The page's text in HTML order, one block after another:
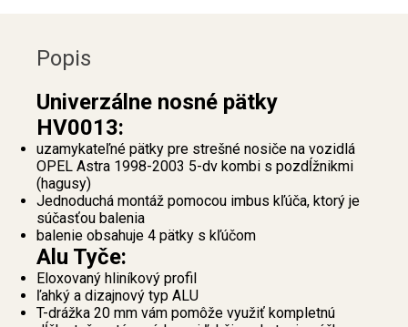
Popis
Univerzálne nosné pätky
HV0013:
uzamykateľné pätky pre strešné nosiče na vozidlá
OPEL Astra 1998-2003 5-dv kombi s pozdĺžnikmi
(hagusy)
Jednoduchá montáž pomocou imbus kľúča, ktorý je
súčasťou balenia
balenie obsahuje 4 pätky s kľúčom
Alu Tyče:
Eloxovaný hliníkový profil
ľahký a dizajnový typ ALU
T-drážka 20 mm vám pomôže využiť kompletnú